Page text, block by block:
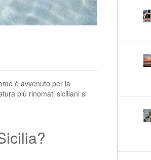
è avvenuto per la
più rinomati siciliani si